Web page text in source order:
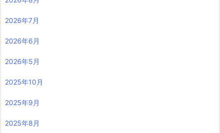
2026年7月
2026年6月
2026年5月
2025年10月
2025年9月
2025年8月